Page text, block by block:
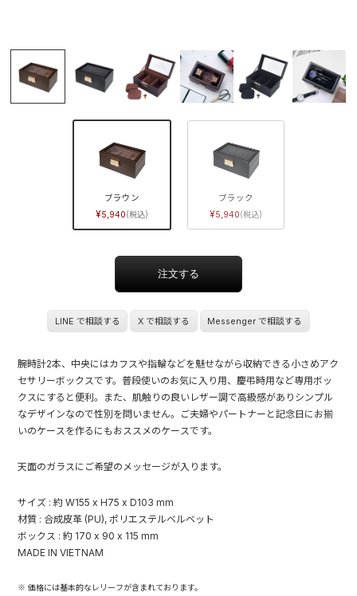
ブラウン
5,940
ブラック
5,940
LINE で相談する X で相談する Messenger で相談する
腕時計2本、中央にはカフスや指輪などを魅せながら収納できる小さめアク
セサリーボックスです。普段使いのお気に入り用、慶弔時用など専用ボッ
クスにすると便利。また、肌触りの良いレザー調で高級感がありシンプル
なデザインなので性別を問いません。ご夫婦やパートナーと記念日にお揃
いのケースを作るにもおススメのケースです。
天面のガラスにご希望のメッセージが入ります。
サイズ : 約 W155 x H75 x D103 mm
材質 : 合成皮革 (PU), ポリエステルベルベット
ボックス : 約 170 x 90 x 115 mm
MADE IN VIETNAM
※ 価格には基本的なレリーフが含まれております。